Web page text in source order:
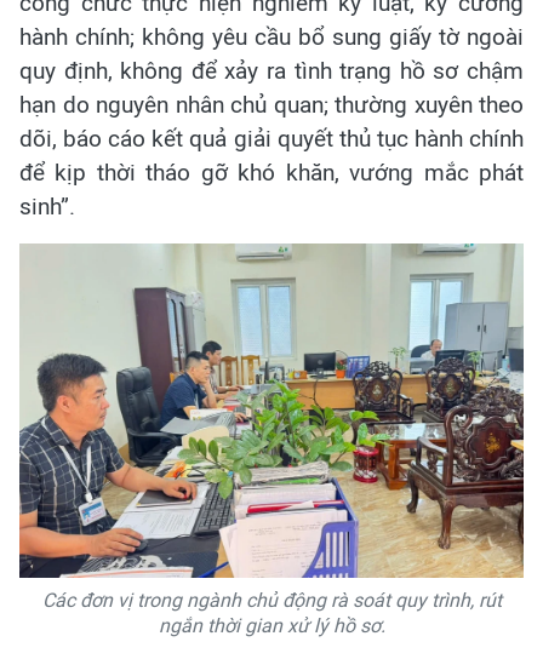
hành chính; không yêu cầu bổ sung giấy tờ ngoài
quy định, không để xảy ra tình trạng hồ sơ chậm
hạn do nguyên nhân chủ quan; thường xuyên theo
dõi, báo cáo kết quả giải quyết thủ tục hành chính
để kịp thời tháo gỡ khó khăn, vướng mắc phát
sinh”.
Các đơn vị trong ngành chủ động rà soát quy trình, rút
ngắn thời gian xử lý hồ sơ.